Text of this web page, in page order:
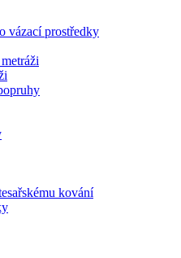
vázací prostředky
kování